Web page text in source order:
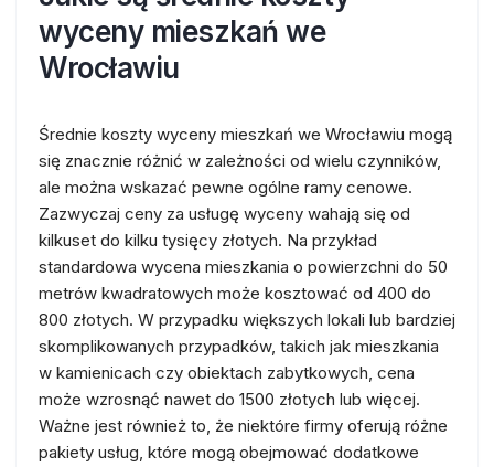
wyceny mieszkań we
Wrocławiu
Średnie koszty wyceny mieszkań we Wrocławiu mogą
się znacznie różnić w zależności od wielu czynników,
ale można wskazać pewne ogólne ramy cenowe.
Zazwyczaj ceny za usługę wyceny wahają się od
kilkuset do kilku tysięcy złotych. Na przykład
standardowa wycena mieszkania o powierzchni do 50
metrów kwadratowych może kosztować od 400 do
800 złotych. W przypadku większych lokali lub bardziej
skomplikowanych przypadków, takich jak mieszkania
w kamienicach czy obiektach zabytkowych, cena
może wzrosnąć nawet do 1500 złotych lub więcej.
Ważne jest również to, że niektóre firmy oferują różne
pakiety usług, które mogą obejmować dodatkowe